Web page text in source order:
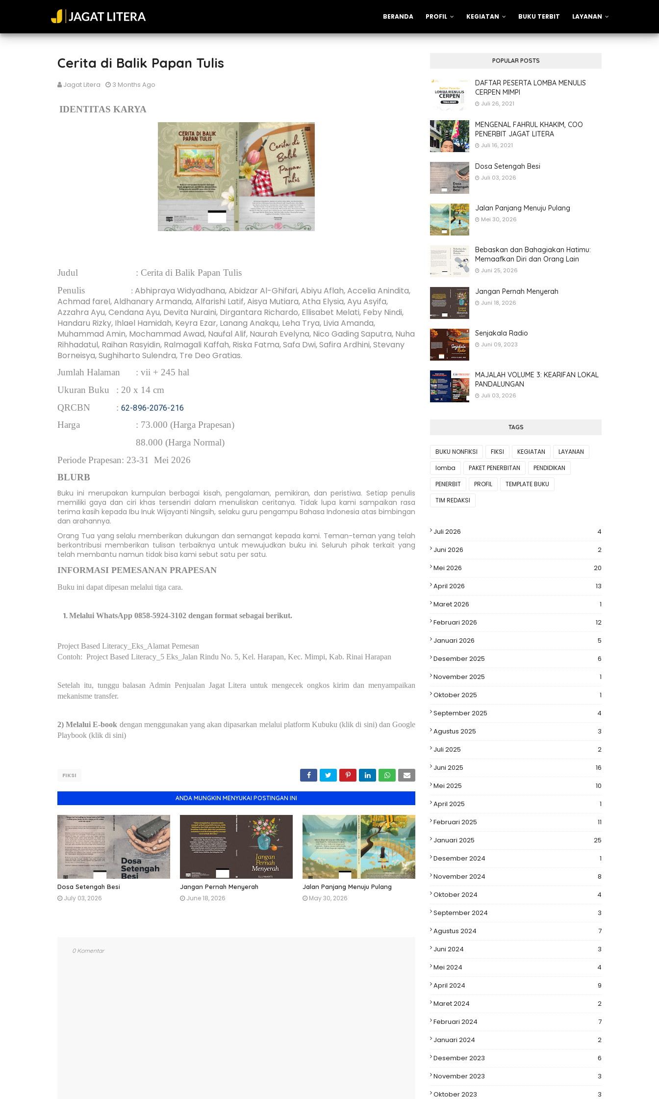
BERANDA PROFIL KEGIATAN BUKU TERBIT LAYANAN
Cerita di Balik Papan Tulis
Jagat Litera 3 Months Ago
IDENTITAS KARYA
Judul : Cerita di Balik Papan Tulis
Penulis
: Abhipraya Widyadhana, Abidzar Al-Ghifari, Abiyu Aflah, Accelia Anindita,
Achmad farel, Aldhanary Armanda, Alfarishi Latif, Aisya Mutiara, Atha Elysia, Ayu Asyifa,
Azzahra Ayu, Cendana Ayu, Devita Nuraini, Dirgantara Richardo, Ellisabet Melati, Feby Nindi,
Handaru Rizky, Ihlael Hamidah, Keyra Ezar, Lanang Anakqu, Leha Trya, Livia Amanda,
Muhammad Amin, Mochammad Awad, Naufal Alif, Naurah Evelyna, Nico Gading Saputra, Nuha
Rihhadatul, Raihan Rasyidin, Ralmagali Kaffah, Riska Fatma, Safa Dwi, Safira Ardhini, Stevany
Borneisya, Sughiharto Sulendra, Tre Deo Gratias.
Jumlah Halaman
: vii + 245 hal
Ukuran Buku
: 20 x 14 cm
QRCBN
: 62-896-2076-216
Harga
: 73.000 (Harga Prapesan)
88.000 (Harga Normal)
Periode Prapesan: 23-31  Mei 2026
BLURB
Buku ini merupakan kumpulan berbagai kisah, pengalaman, pemikiran, dan peristiwa. Setiap penulis
memiliki gaya dan ciri khas tersendiri dalam menuliskan ceritanya. Tidak lupa kami sampaikan rasa
terima kasih kepada Ibu Inuk Wijayanti Ningsih, selaku guru pengampu Bahasa Indonesia atas bimbingan
dan arahannya.
Orang Tua yang selalu memberikan dukungan dan semangat kepada kami. Teman-teman yang telah
berkontribusi memberikan tulisan terbaiknya untuk mewujudkan buku ini. Seluruh pihak terkait yang
telah membantu namun tidak bisa kami sebut satu per satu.
INFORMASI PEMESANAN PRAPESAN
Buku ini dapat dipesan melalui tiga cara.
Melalui WhatsApp 0858-5924-3102 dengan format sebagai berikut.
Project Based Literacy_Eks_Alamat Pemesan
Contoh: Project Based Literacy_5 Eks_Jalan Rindu No. 5, Kel. Harapan, Kec. Mimpi, Kab. Rinai Harapan
Setelah itu, tunggu balasan Admin Penjualan Jagat Litera untuk mengecek ongkos kirim dan menyampaikan
mekanisme transfer.
2) Melalui E-book dengan menggunakan yang akan dipasarkan melalui platform Kubuku (klik di sini) dan Google
Playbook (klik di sini)
FIKSI
ANDA MUNGKIN MENYUKAI POSTINGAN INI
Dosa Setengah Besi
July 03, 2026
Jangan Pernah Menyerah
June 18, 2026
Jalan Panjang Menuju Pulang
May 30, 2026
0 Komentar
POPULAR POSTS
DAFTAR PESERTA LOMBA MENULIS
CERPEN MIMPI
Juli 26, 2021
MENGENAL FAHRUL KHAKIM, COO
PENERBIT JAGAT LITERA
Juli 16, 2021
Dosa Setengah Besi
Juli 03, 2026
Jalan Panjang Menuju Pulang
Mei 30, 2026
Bebaskan dan Bahagiakan Hatimu:
Memaafkan Diri dan Orang Lain
Juni 25, 2026
Jangan Pernah Menyerah
Juni 18, 2026
Senjakala Radio
Juni 09, 2023
MAJALAH VOLUME 3: KEARIFAN LOKAL
PANDALUNGAN
Juli 03, 2026
TAGS
BUKU NONFIKSI FIKSI KEGIATAN
LAYANAN
lomba
PAKET PENERBITAN
PENDIDIKAN
PENERBIT
PROFIL
TEMPLATE BUKU
TIM REDAKSI
Juli 2026
4
Juni 2026
2
Mei 2026
20
April 2026
13
Maret 2026
1
Februari 2026
12
Januari 2026
5
Desember 2025
6
November 2025
1
Oktober 2025
1
September 2025
4
Agustus 2025
3
Juli 2025
2
Juni 2025
16
Mei 2025
10
April 2025
1
Februari 2025
11
Januari 2025
25
Desember 2024
1
November 2024
8
Oktober 2024
4
September 2024
3
Agustus 2024
7
Juni 2024
3
Mei 2024
4
April 2024
9
Maret 2024
2
Februari 2024
7
Januari 2024
2
Desember 2023
6
November 2023
3
Oktober 2023
3